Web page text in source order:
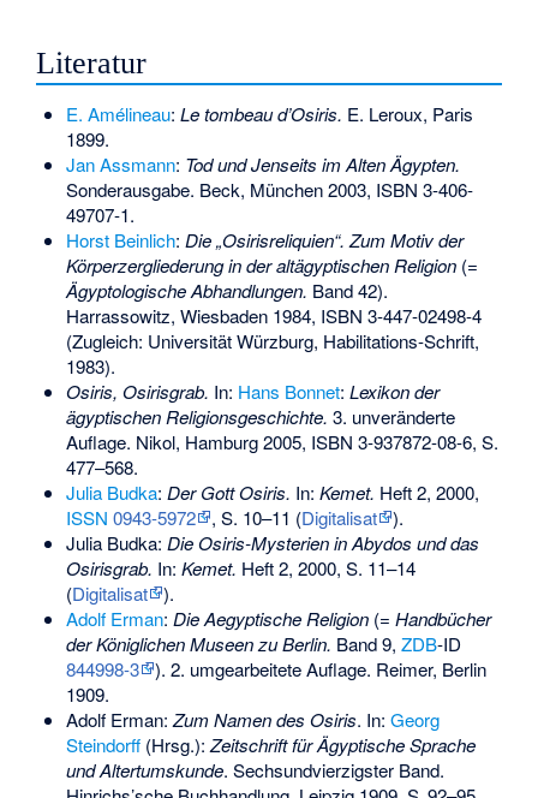
Literatur
E. Amélineau: Le tombeau d’Osiris. E. Leroux, Paris
1899.
Jan Assmann: Tod und Jenseits im Alten Ägypten.
Sonderausgabe. Beck, München 2003, ISBN 3-406-
49707-1.
Horst Beinlich: Die „Osirisreliquien“. Zum Motiv der
Körperzergliederung in der altägyptischen Religion(=
Ägyptologische Abhandlungen. Band 42).
Harrassowitz, Wiesbaden 1984, ISBN 3-447-02498-4
(Zugleich: Universität Würzburg, Habilitations-Schrift,
1983).
Osiris, Osirisgrab. In: Hans Bonnet: Lexikon der
ägyptischen Religionsgeschichte. 3. unveränderte
Auflage. Nikol, Hamburg 2005, ISBN 3-937872-08-6, S.
477–568.
Julia Budka: Der Gott Osiris. In: Kemet. Heft 2, 2000,
ISSN 0943-5972 , S. 10–11 (Digitalisat
).
Julia Budka: Die Osiris-Mysterien in Abydos und das
Osirisgrab. In: Kemet. Heft 2, 2000, S. 11–14
(Digitalisat
).
Adolf Erman: Die Aegyptische Religion(= Handbücher
der Königlichen Museen zu Berlin. Band 9, ZDB-ID
844998-3
). 2. umgearbeitete Auflage. Reimer, Berlin
1909.
Adolf Erman: Zum Namen des Osiris. In: Georg
Steindorff(Hrsg.): Zeitschrift für Ägyptische Sprache
und Altertumskunde. Sechsundvierzigster Band.